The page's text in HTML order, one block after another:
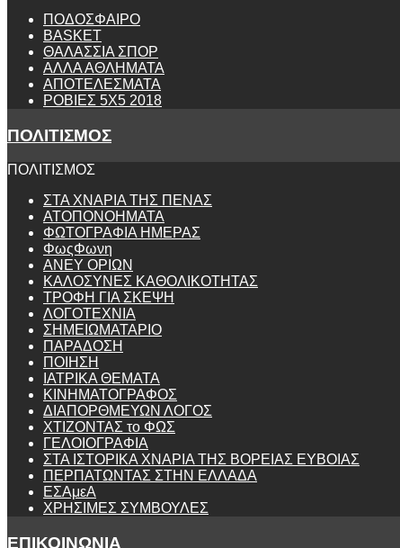
ΠΟΔΟΣΦΑΙΡΟ
BASKET
ΘΑΛΑΣΣΙΑ ΣΠΟΡ
ΑΛΛΑ ΑΘΛΗΜΑΤΑ
ΑΠΟΤΕΛΕΣΜΑΤΑ
ΡΟΒΙΕΣ 5Χ5 2018
ΠΟΛΙΤΙΣΜΟΣ
ΠΟΛΙΤΙΣΜΟΣ
ΣΤΑ ΧΝΑΡΙΑ ΤΗΣ ΠΕΝΑΣ
ΑΤΟΠΟΝΟΗΜΑΤΑ
ΦΩΤΟΓΡΑΦΙΑ ΗΜΕΡΑΣ
ΦωςΦωνη
ANEY ΟΡΙΩΝ
ΚΑΛΟΣΥΝΕΣ ΚΑΘΟΛΙΚΟΤΗΤΑΣ
ΤΡΟΦΗ ΓΙΑ ΣΚΕΨΗ
ΛΟΓΟΤΕΧΝΙΑ
ΣΗΜΕΙΩΜΑΤΑΡΙΟ
ΠΑΡΑΔΟΣΗ
ΠΟΙΗΣΗ
ΙΑΤΡΙΚΑ ΘΕΜΑΤΑ
ΚΙΝΗΜΑΤΟΓΡΑΦΟΣ
ΔΙΑΠΟΡΘΜΕΥΩΝ ΛΟΓΟΣ
ΧΤΙΖΟΝΤΑΣ το ΦΩΣ
ΓΕΛΟΙΟΓΡΑΦΙΑ
ΣΤΑ ΙΣΤΟΡΙΚΑ ΧΝΑΡΙΑ ΤΗΣ ΒΟΡΕΙΑΣ ΕΥΒΟΙΑΣ
ΠΕΡΠΑΤΩΝΤΑΣ ΣΤΗΝ ΕΛΛΑΔΑ
ΕΣΑμεΑ
ΧΡΗΣΙΜΕΣ ΣΥΜΒΟΥΛΕΣ
ΕΠΙΚΟΙΝΩΝΙΑ